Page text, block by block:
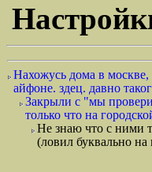
Нахожусь дома в москве,
айфоне. здец. давно
Закрыли с "мы
только что на
Не знаю что с ними
(ловил буквально